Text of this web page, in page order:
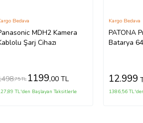
MDH2 Kamera
Şarj Cihazı
Bedava
,75 TL 1199,00 TL
TL'den Başlayan Taksitlerle
PATONA
Batarya
Kargo Bedava
12.999
1386,56